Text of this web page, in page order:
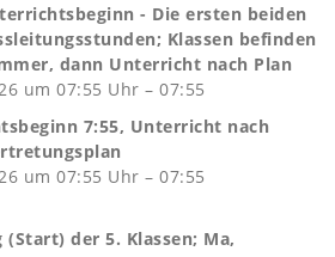
- Die ersten beiden
Klassen befinden
dann Unterricht nach Plan
um 07:55 Uhr – 07:55
7:55, Unterricht nach
um 07:55 Uhr – 07:55
(Start) der 5. Klassen; Ma,